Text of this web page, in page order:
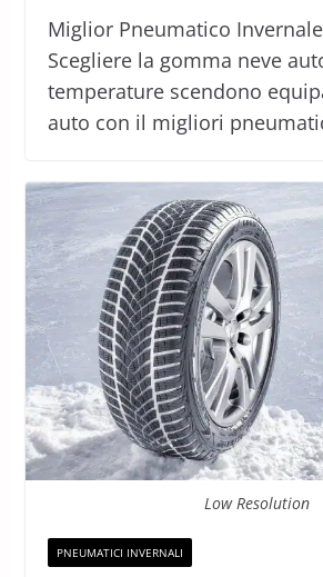
Miglior Pneumatico
Scegliere la gomma neve
temperature scendono
auto con il migliori
Low Resolution
PNEUMATICI INVERNALI